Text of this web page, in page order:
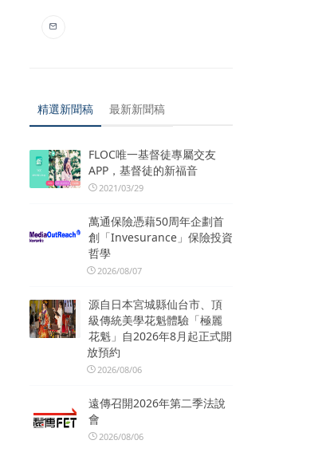
精選新聞稿 最新新聞稿
FLOC唯一基督徒專屬交友
APP，基督徒的新福音
2021/03/29
萬通保險憑藉50周年企劃首
創「Invesurance」保險投資
哲學
2026/08/07
源自日本宮城縣仙台市、頂
級傳統美學花魁體驗「極麗
花魁」自2026年8月起正式開
放預約
2026/08/06
遠傳召開2026年第二季法說
會
2026/08/06